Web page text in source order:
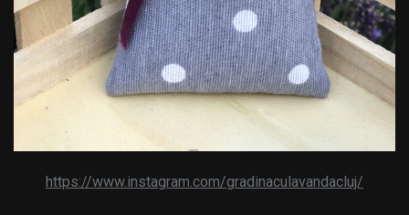
https://www.instagram.com/gradinaculavandacluj/